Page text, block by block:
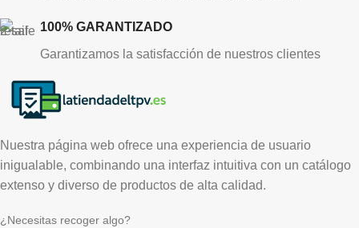
100% GARANTIZADO
Garantizamos la satisfacción de nuestros clientes
Nuestra página web ofrece una experiencia de usuario
inigualable, combinando una interfaz intuitiva con un catálogo
extenso y diverso de productos de alta calidad.
¿Necesitas recoger algo?